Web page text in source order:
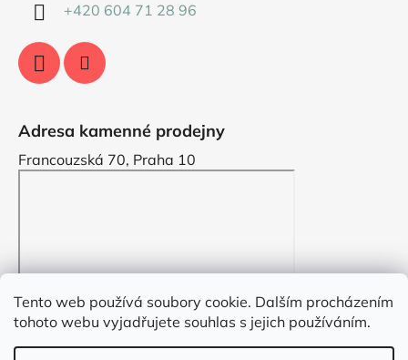
Tento web používá soubory cookie. Dalším procházením
tohoto webu vyjadřujete souhlas s jejich používáním.
+420 604 71 28 96
Adresa kamenné prodejny
Francouzská 70, Praha 10